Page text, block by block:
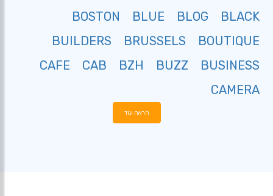
BLACK
BLOG
BLUE
BOSTON
BOUTIQUE
BRUSSELS
BUILDERS
BUSINESS
BUZZ
BZH
CAB
CAFE
CAMERA
הראה עוד